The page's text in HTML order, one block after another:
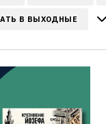
В ВЫХОДНЫЕ